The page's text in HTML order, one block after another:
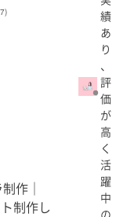
作｜
制作し
績
あ
り
、
評
価
が
高
く
活
躍
中
の